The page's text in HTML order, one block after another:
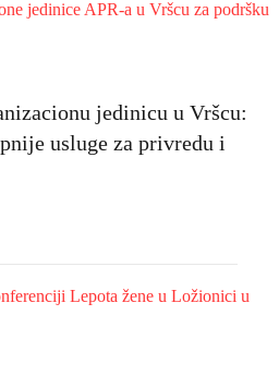
jedinicu u Vršcu:
usluge za privredu i